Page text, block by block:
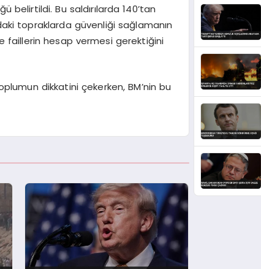
belirtildi. Bu saldırılarda 140’tan
topraklarda güvenliği sağlamanın
faillerin hesap vermesi gerektiğini
dikkatini çekerken, BM’nin bu